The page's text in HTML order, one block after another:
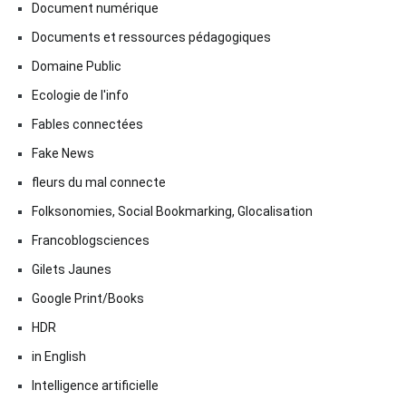
Document numérique
Documents et ressources pédagogiques
Domaine Public
Ecologie de l'info
Fables connectées
Fake News
fleurs du mal connecte
Folksonomies, Social Bookmarking, Glocalisation
Francoblogsciences
Gilets Jaunes
Google Print/Books
HDR
in English
Intelligence artificielle